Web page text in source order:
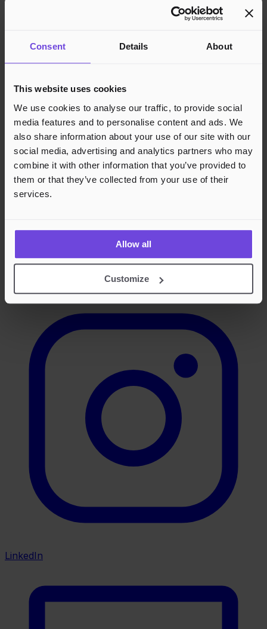
Consent Details About
This website uses cookies
We use cookies to analyse our traffic, to provide social
media features and to personalise content and ads. We
also share information about your use of our site with our
social media, advertising and analytics partners who may
combine it with other information that you’ve provided to
them or that they’ve collected from your use of their
services.
Allow all
Customize
LinkedIn